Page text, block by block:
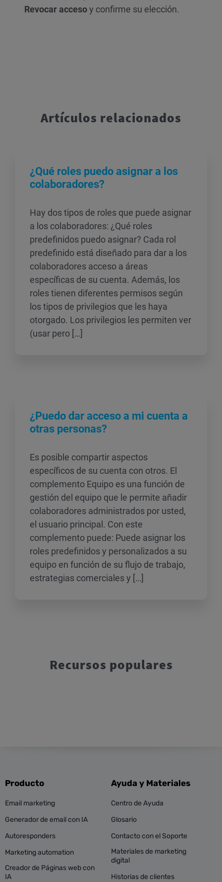
Revocar accesoy confirme su elección.
Artículos relacionados
¿Qué roles puedo asignar a los
colaboradores?
Hay dos tipos de roles que puede asignar
a los colaboradores: ¿Qué roles
predefinidos puedo asignar? Cada rol
predefinido está diseñado para dar a los
colaboradores acceso a áreas
específicas de su cuenta. Además, los
roles tienen diferentes permisos según
los tipos de privilegios que les haya
otorgado. Los privilegios les permiten ver
(usar pero […]
¿Puedo dar acceso a mi cuenta a
otras personas?
Es posible compartir aspectos
específicos de su cuenta con otros. El
complemento Equipo es una función de
gestión del equipo que le permite añadir
colaboradores administrados por usted,
el usuario principal. Con este
complemento puede: Puede asignar los
roles predefinidos y personalizados a su
equipo en función de su flujo de trabajo,
estrategias comerciales y […]
Recursos populares
Producto
Email marketing
Generador de email con IA
Autoresponders
Marketing automation
Creador de Páginas web con
IA
Ayuda y Materiales
Centro de Ayuda
Glosario
Contacto con el Soporte
Materiales de marketing
digital
Historias de clientes